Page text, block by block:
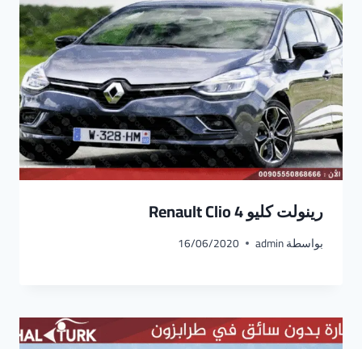
رينولت كليو Renault Clio 4
بواسطةadmin
16/06/2020